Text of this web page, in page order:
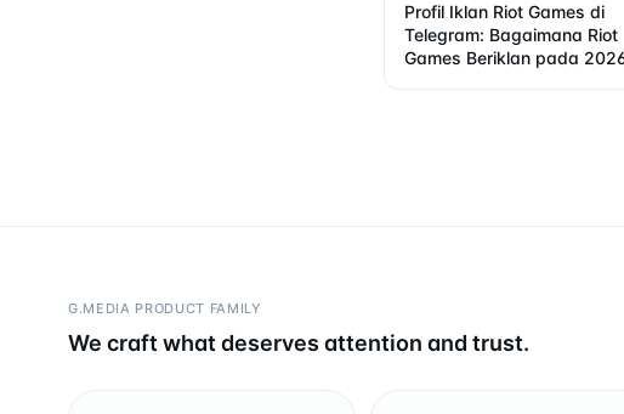
Profil Iklan Riot Games di
Telegram: Bagaimana Riot
Games Beriklan pada
G.MEDIA PRODUCT FAMILY
We craft what deserves attention and trust.